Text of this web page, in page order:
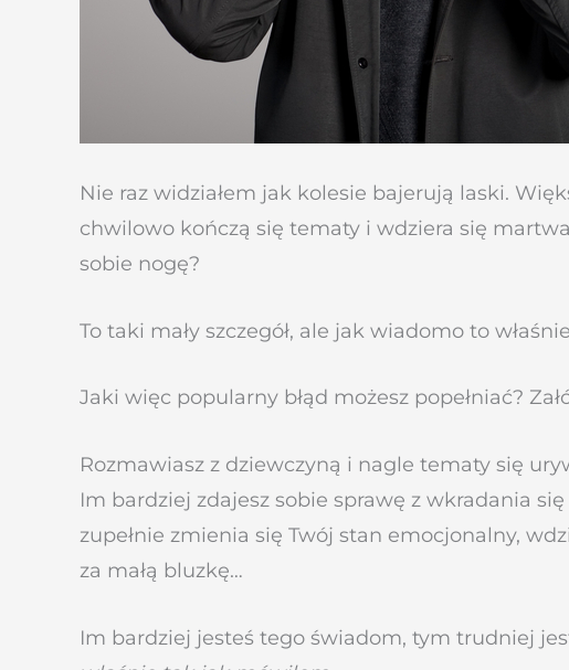
Nie raz widziałem jak kolesie bajerują laski.
chwilowo kończą się tematy i wdziera się
sobie nogę?
To taki mały szczegół, ale jak wiadomo to
Jaki więc popularny błąd możesz popełniać?
Rozmawiasz z dziewczyną i nagle tematy się
Im bardziej zdajesz sobie sprawę z wkradania
zupełnie zmienia się Twój stan emocjonalny,
za małą bluzkę…
Im bardziej jesteś tego świadom, tym trudniej